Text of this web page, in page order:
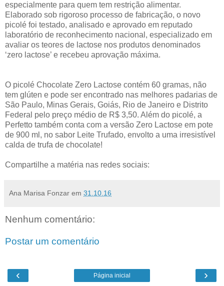
especialmente para quem tem restrição alimentar.
Elaborado sob rigoroso processo de fabricação, o novo
picolé foi testado, analisado e aprovado em reputado
laboratório de reconhecimento nacional, especializado em
avaliar os teores de lactose nos produtos denominados
‘zero lactose’ e recebeu aprovação máxima.
O picolé Chocolate Zero Lactose contém 60 gramas, não
tem glúten e pode ser encontrado nas melhores padarias de
São Paulo, Minas Gerais, Goiás, Rio de Janeiro e Distrito
Federal pelo preço médio de R$ 3,50. Além do picolé, a
Perfetto também conta com a versão Zero Lactose em pote
de 900 ml, no sabor Leite Trufado, envolto a uma irresistível
calda de trufa de chocolate!
Compartilhe a matéria nas redes sociais:
Ana Marisa Fonzar em 31.10.16
Nenhum comentário:
Postar um comentário
‹ ›
Página inicial